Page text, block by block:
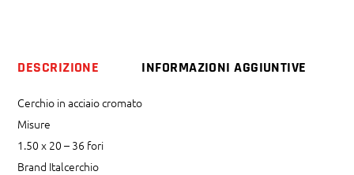
DESCRIZIONE INFORMAZIONI AGGIUNTIVE
Cerchio in acciaio cromato
Misure
1.50 x 20 – 36 fori
Brand Italcerchio